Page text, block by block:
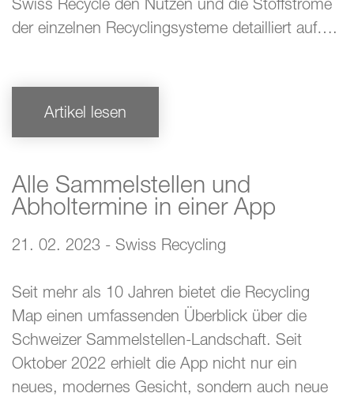
der einzelnen Recyclingsysteme detailliert auf….
Artikel lesen
Alle Sammelstellen und
Abholtermine in einer App
21. 02. 2023 - Swiss Recycling
Seit mehr als 10 Jahren bietet die Recycling
Map einen umfassenden Überblick über die
Schweizer Sammelstellen-Landschaft. Seit
Oktober 2022 erhielt die App nicht nur ein
neues, modernes Gesicht, sondern auch neue